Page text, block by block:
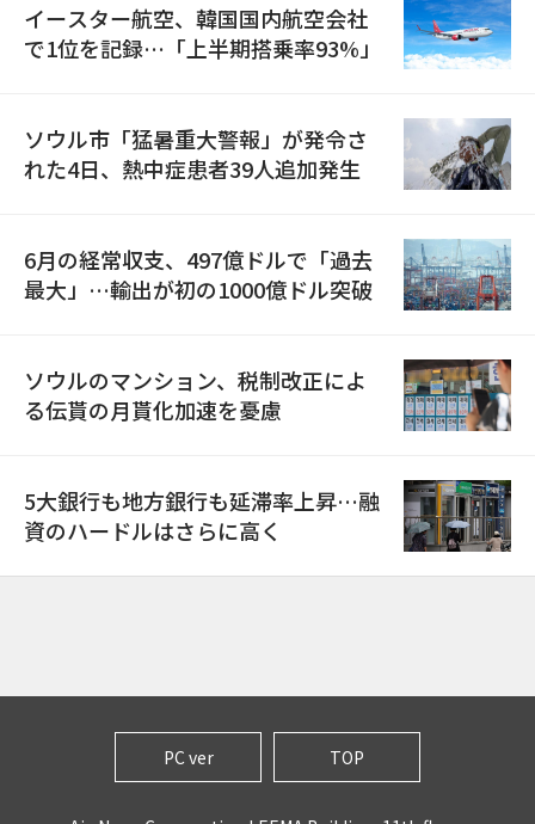
イースター航空、韓国国内航空会社
で1位を記録…「上半期搭乗率93%」
ソウル市「猛暑重大警報」が発令さ
れた4日、熱中症患者39人追加発生
6月の経常収支、497億ドルで「過去
最大」…輸出が初の1000億ドル突破
ソウルのマンション、税制改正によ
る伝貰の月貰化加速を憂慮
5大銀行も地方銀行も延滞率上昇…融
資のハードルはさらに高く
PC ver TOP